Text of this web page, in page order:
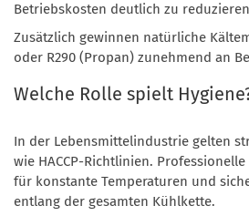
Betriebskosten deutlich zu
Zusätzlich gewinnen natürliche
oder R290 (Propan) zunehmend an
Welche Rolle spielt
In der Lebensmittelindustrie gelten
wie HACCP-Richtlinien.
für konstante Temperaturen und
entlang der gesamten Kühlkette.